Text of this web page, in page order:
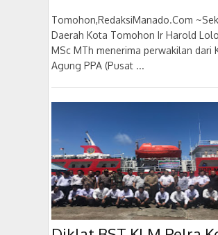
Tomohon,RedaksiManado.Com
Daerah Kota Tomohon Ir Harold
MSc MTh menerima perwakilan dari
Agung PPA (Pusat ...